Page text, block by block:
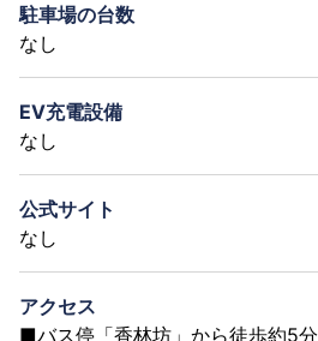
駐車場の台数
なし
EV充電設備
なし
公式サイト
なし
アクセス
■バス停「香林坊」から徒歩約5分